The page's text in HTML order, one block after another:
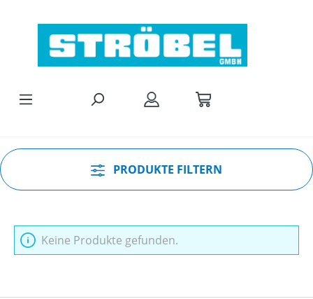
PRODUKTE FILTERN
Keine Produkte gefunden.